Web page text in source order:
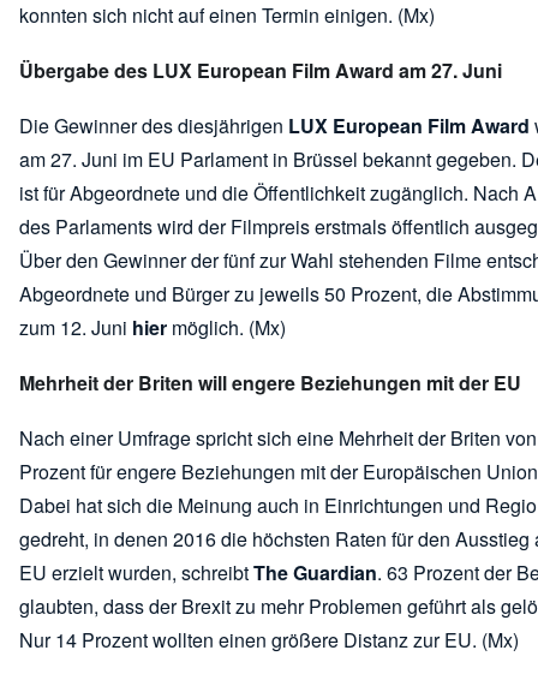
konnten sich nicht auf einen Termin einigen. (Mx)
Übergabe des LUX European Film Award am 27. Juni
Die Gewinner des diesjährigen LUX European Film Award
am 27. Juni im EU Parlament in Brüssel bekannt gegeben.
ist für Abgeordnete und die Öffentlichkeit zugänglich. Nach
des Parlaments wird der Filmpreis erstmals öffentlich
Über den Gewinner der fünf zur Wahl stehenden Filme
Abgeordnete und Bürger zu jeweils 50 Prozent, die
zum 12. Juni hier möglich. (Mx)
Mehrheit der Briten will engere Beziehungen mit der EU
Nach einer Umfrage spricht sich eine Mehrheit der Briten
Prozent für engere Beziehungen mit der Europäischen
Dabei hat sich die Meinung auch in Einrichtungen und
gedreht, in denen 2016 die höchsten Raten für den Ausstieg
EU erzielt wurden, schreibtThe Guardian. 63 Prozent der
glaubten, dass der Brexit zu mehr Problemen geführt als
Nur 14 Prozent wollten einen größere Distanz zur EU. (Mx)